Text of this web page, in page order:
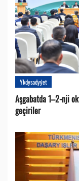
Ykdysadyýet
Aşgabatda 1–2-nji
geçiriler